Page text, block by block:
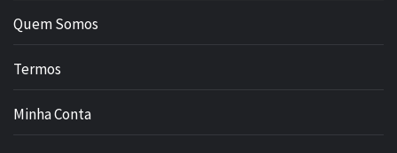
Quem Somos
Termos
Minha Conta